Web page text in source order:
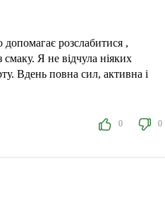
розслабитися ,
Я не відчула ніяких
Вдень повна сил, активна і
0 0